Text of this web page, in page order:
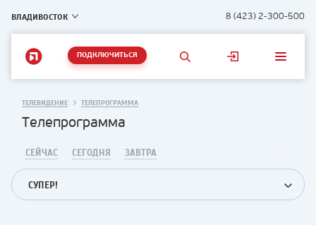
ВЛАДИВОСТОК 8 (423) 2-300-500
ПОДКЛЮЧИТЬСЯ
ТЕЛЕВИДЕНИЕ ТЕЛЕПРОГРАММА
Телепрограмма
СЕЙЧАС СЕГОДНЯ ЗАВТРА
СУПЕР!